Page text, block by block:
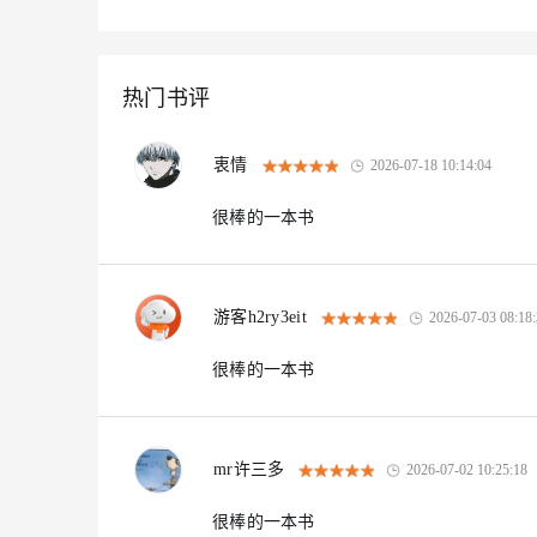
热门书评
衷情 2026-07-18 10:14:04
很棒的一本书
游客h2ry3eit 2026-07-03
很棒的一本书
mr许三多 2026-07-02 10:25:18
很棒的一本书